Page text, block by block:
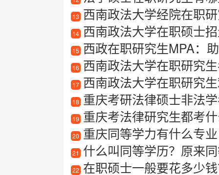
13 西南政法大学经院在职
14 西南政法大学在职硕士
15 西政在职研究生MPA：
16 西南政法大学在职研究
17 西南政法大学在职研究
18 重庆考研法律硕士非法
19 重庆考法律研究生都考
20 重庆同等学力有什么专业
21 什么叫同等学历？原来
22 在职硕士一般要花多少